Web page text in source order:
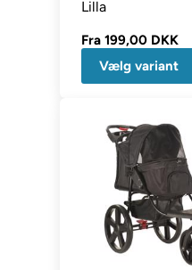
Lilla
Fra199,00 DKK
Vælg variant